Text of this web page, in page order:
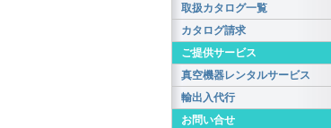
取扱カタログ一覧
カタログ請求
ご提供サービス
真空機器レンタルサービス
輸出入代行
お問い合せ